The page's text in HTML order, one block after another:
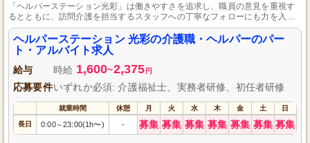
「ヘルパーステーション光彩」は働きやすさを追求し、職員の意見を重視す
るとともに、訪問介護を担当するスタッフへの丁寧なフォローにも力を入れ
ています。
ヘルパーステーション 光彩の介護職・ヘルパーのパー
ト・アルバイト求人
給与 時給 1,600~2,375 円
応募要件いずれか必須: 介護福祉士、実務者研修、初任者研修
就業時間 休憩 月 火 水 木 金 土 日
長日 0:00～23:00(1h〜) - 募集 募集 募集 募集 募集 募集 募集